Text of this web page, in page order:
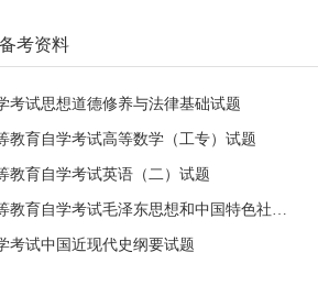
备考资料
考试思想道德修养与法律基础试题
教育自学考试高等数学（工专）试题
教育自学考试英语（二）试题
全国2024年4月高等教育自学考试毛泽东思想和中国特色社会主义理论体系概论试题
考试中国近现代史纲要试题